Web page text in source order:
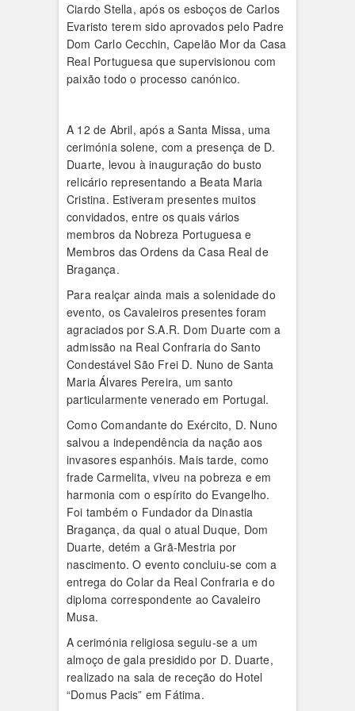
Ciardo Stella, após os esboços de Carlos
Evaristo terem sido aprovados pelo Padre
Dom Carlo Cecchin, Capelão Mor da Casa
Real Portuguesa que supervisionou com
paixão todo o processo canónico.
A 12 de Abril, após a Santa Missa, uma
cerimónia solene, com a presença de D.
Duarte, levou à inauguração do busto
relicário representando a Beata Maria
Cristina. Estiveram presentes muitos
convidados, entre os quais vários
membros da Nobreza Portuguesa e
Membros das Ordens da Casa Real de
Bragança.
Para realçar ainda mais a solenidade do
evento, os Cavaleiros presentes foram
agraciados por S.A.R. Dom Duarte com a
admissão na Real Confraria do Santo
Condestável São Frei D. Nuno de Santa
Maria Álvares Pereira, um santo
particularmente venerado em Portugal.
Como Comandante do Exército, D. Nuno
salvou a independência da nação aos
invasores espanhóis. Mais tarde, como
frade Carmelita, viveu na pobreza e em
harmonia com o espírito do Evangelho.
Foi também o Fundador da Dinastia
Bragança, da qual o atual Duque, Dom
Duarte, detém a Grã-Mestria por
nascimento. O evento concluiu-se com a
entrega do Colar da Real Confraria e do
diploma correspondente ao Cavaleiro
Musa.
A cerimónia religiosa seguiu-se a um
almoço de gala presidido por D. Duarte,
realizado na sala de receção do Hotel
“Domus Pacis” em Fátima.